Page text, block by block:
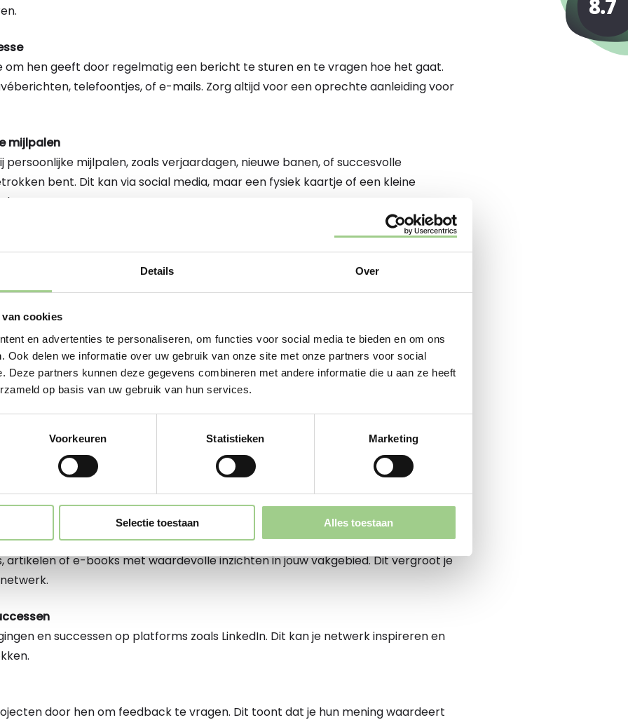
Details Over
cookies
en advertenties te personaliseren, om functies voor social media te bieden en om ons
Ook delen we informatie over uw gebruik van onze site met onze partners voor social
Deze partners kunnen deze gegevens combineren met andere informatie die u aan ze heeft
op basis van uw gebruik van hun services.
Voorkeuren Statistieken Marketing
Selectie toestaan Alles toestaan
om hen geeft door regelmatig een bericht te sturen en te vragen hoe het gaat.
telefoontjes, of e-mails. Zorg altijd voor een oprechte aanleiding voor
mijlpalen
mijlpalen, zoals verjaardagen, nieuwe banen, of succesvolle
bent. Dit kan via social media, maar een fysiek kaartje of een kleine
effectiever dan online communiceren. Nodig waardevolle contacten uit voor
en bespreek uitdagingen, successen en ervaringen.
connecties
contact te brengen met waardevolle connecties. Dit wordt gewaardeerd en
voor je behulpzaamheid.
en brengt mensen met elkaar in contact.
artikelen of e-books met waardevolle inzichten in jouw vakgebied. Dit vergroot je
en successen op platforms zoals LinkedIn. Dit kan je netwerk inspireren en
door hen om feedback te vragen. Dit toont dat je hun mening waardeert